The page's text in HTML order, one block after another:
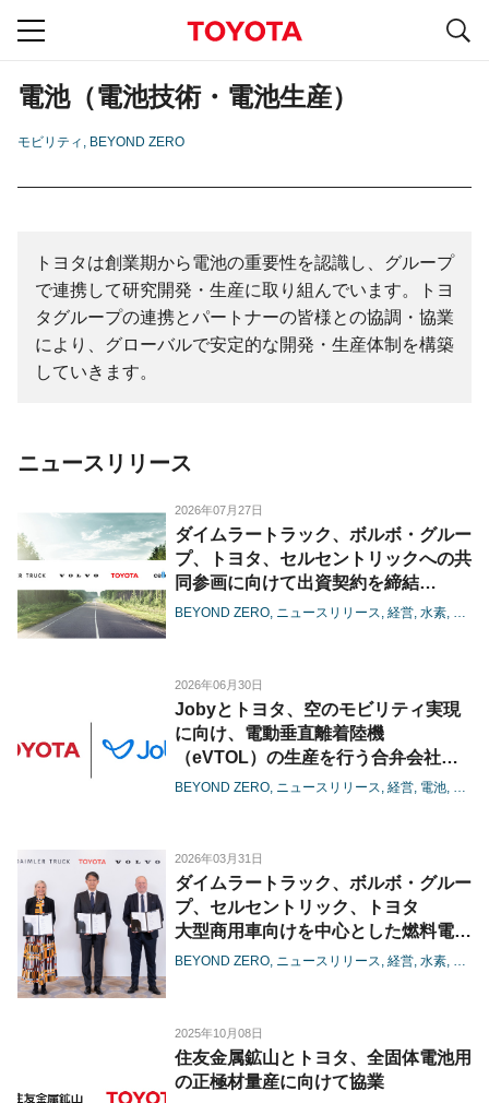
電池（電池技術・電池生産）
モビリティ BEYOND ZERO
トヨタは創業期から電池の重要性を認識し、グループ
で連携して研究開発・生産に取り組んでいます。トヨ
タグループの連携とパートナーの皆様との協調・協業
により、グローバルで安定的な開発・生産体制を構築
していきます。
ニュースリリース
2026年07月27日
ダイムラートラック、ボルボ・グルー
プ、トヨタ、セルセントリックへの共
同参画に向けて出資契約を締結
-燃料電池の大型商用領域における協
BEYOND ZERO ニュースリリース 経営 水素 電池
2026年06月30日
Jobyとトヨタ、空のモビリティ実現
に向け、電動垂直離着陸機
（eVTOL）の生産を行う合弁会社の
設立に着手
BEYOND ZERO ニュースリリース 経営 電池
2026年03月31日
ダイムラートラック、ボルボ・グルー
プ、セルセントリック、トヨタ
大型商用車向けを中心とした燃料電池
で協業、基本合意書を締結
BEYOND ZERO ニュースリリース 経営 水素 電池
2025年10月08日
住友金属鉱山とトヨタ、全固体電池用
の正極材量産に向けて協業